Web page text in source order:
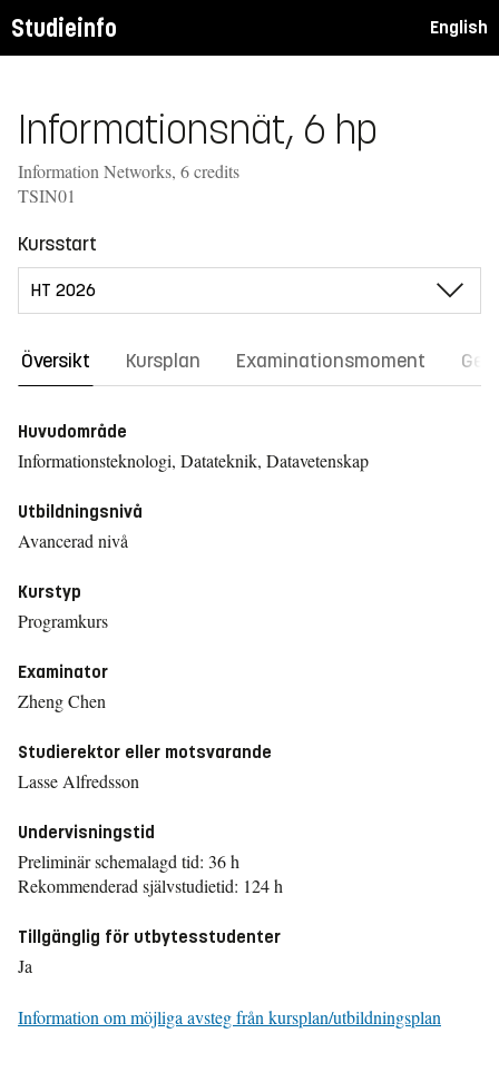
Studieinfo English
Informationsnät, 6 hp
Information Networks, 6 credits
TSIN01
Kursstart
Översikt Kursplan Examinationsmoment
Huvudområde
Informationsteknologi, Datateknik, Datavetenskap
Utbildningsnivå
Avancerad nivå
Kurstyp
Programkurs
Examinator
Zheng Chen
Studierektor eller motsvarande
Lasse Alfredsson
Undervisningstid
Preliminär schemalagd tid: 36 h
Rekommenderad självstudietid: 124 h
Tillgänglig för utbytesstudenter
Ja
Information om möjliga avsteg från kursplan/utbildningsplan